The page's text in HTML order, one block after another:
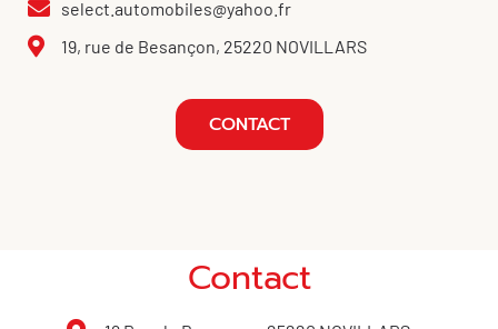
select.automobiles@yahoo.fr
19, rue de Besançon, 25220 NOVILLARS
CONTACT
Contact